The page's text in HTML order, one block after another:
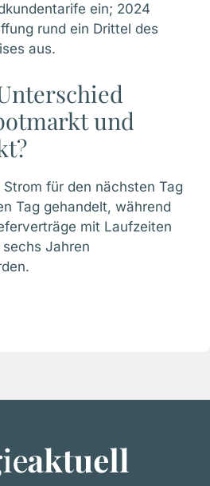
ein; 2024
rund ein Drittel des
aus.
und
für den nächsten Tag
Tag gehandelt, während
mit Laufzeiten
Jahren